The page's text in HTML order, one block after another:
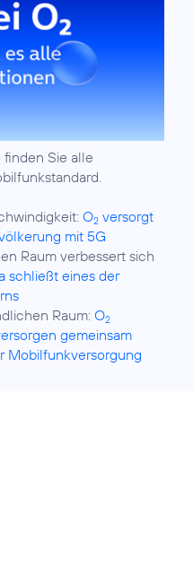
finden Sie alle
O2 versorgt
mit 5G
Raum verbessert sich
schließt eines der
Raum: O2
gemeinsam
Mobilfunkversorgung